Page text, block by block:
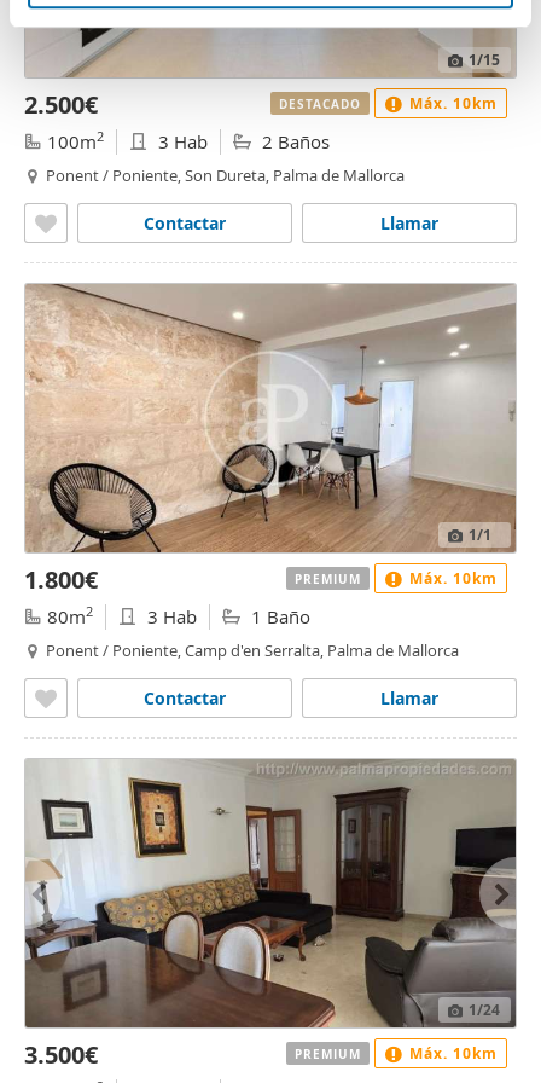
partir del uso que haya hecho de sus servicios.
n
1/15
2.500€
100m2 3 Hab 2 Baños
Ponent / Poniente, Son Dureta, Palma de Mallorca
Llamar
Contactar
DESTACADO Máx. 10km
1/1
1.800€
80m2 3 Hab 1 Baño
Ponent / Poniente, Camp d'en Serralta, Palma de Mallorca
Llamar
Contactar
PREMIUM Máx. 10km
1/24
3.500€ PREMIUM Máx. 10km